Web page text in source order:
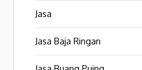
Jasa
Jasa Baja Ringan